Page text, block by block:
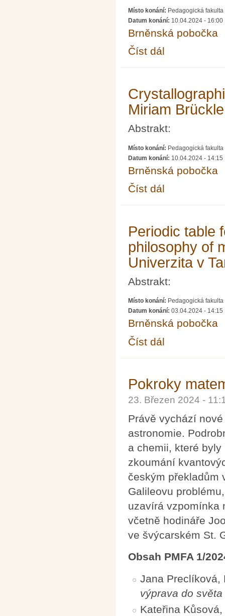
Místo konání: Pedagogická
Datum konání: 10.04.2024 - 16:00
Brněnská pobočka
Číst dál
Miriam
Abstrakt:
Místo konání: Pedagogická
Datum konání: 10.04.2024 - 14:15
Brněnská pobočka
Číst dál
Periodic table
philosophy of
Univerzita v
Abstrakt:
Místo konání: Pedagogická
Datum konání: 03.04.2024 - 14:15
Brněnská pobočka
Číst dál
Pokroky
23. Březen 2024 -
Právě vychází
astronomie.
a chemii, které
zkoumání
českým překladům
Galileovu
uzavírá vzpomínka
včetně hodináře
ve švýcarském St.
Obsah PMFA 1/
Jana
výprava do
Kateřina